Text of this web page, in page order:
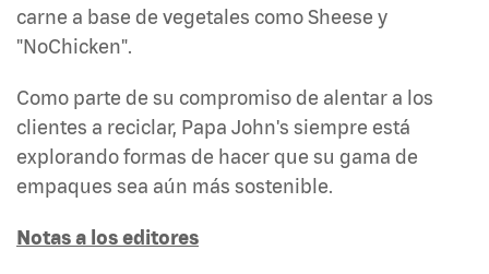
carne a base de vegetales como Sheese y
"NoChicken".
Como parte de su compromiso de alentar a los
clientes a reciclar, Papa John's siempre está
explorando formas de hacer que su gama de
empaques sea aún más sostenible.
Notas a los editores